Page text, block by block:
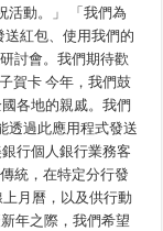
活動。」 「我們為
紅包、使用我們的
討會。我們期待歡
賀卡 今年，我們鼓
各地的親戚。我們
透過此應用程式發送
行個人銀行業務客
統，在特定分行發
月曆，以及供行動
年之際，我們希望